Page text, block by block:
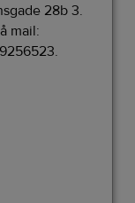
28b 3.
mail: